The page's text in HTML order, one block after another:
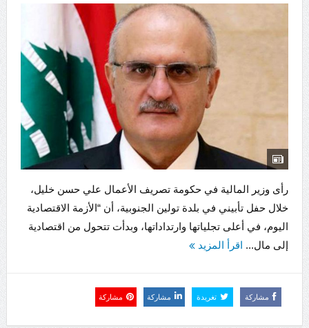
رأى وزير المالية في حكومة تصريف الأعمال علي حسن خليل،
خلال حفل تأبيني في بلدة تولين الجنوبية، أن “الأزمة الاقتصادية
اليوم، في أعلى تجلياتها وارتداداتها، وبدأت تتحول من اقتصادية
إلى مال... اقرأ المزيد
مشاركة تغريدة مشاركة مشاركة